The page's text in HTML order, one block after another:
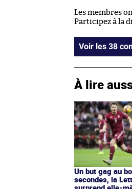
Les membres
Participez à la
Voir
À lire
Un but gag au
secondes, la